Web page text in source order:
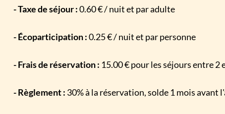
- Taxe de séjour :0.60 € / nuit et par adulte
- Écoparticipation :0.25 € / nuit et par personne
- Frais de réservation : 15.00 € pour les séjours entre
- Règlement : 30% à la réservation, solde 1 mois avant